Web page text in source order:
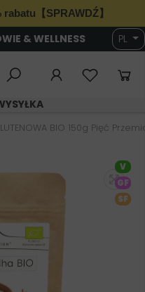
【SPRAWDŹ】
& WELLNESS PL
BIO 150g Pięć
V
GF
SF